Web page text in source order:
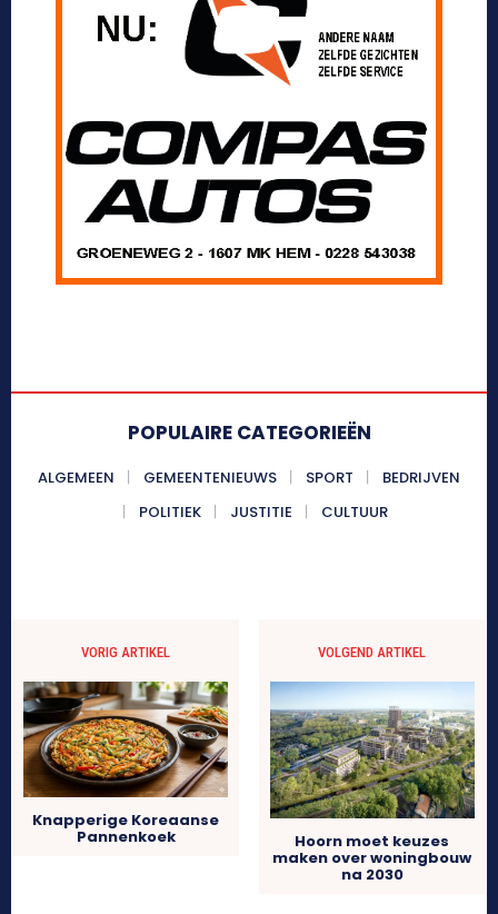
POPULAIRE CATEGORIEËN
ALGEMEEN GEMEENTENIEUWS SPORT
BEDRIJVEN
POLITIEK
JUSTITIE CULTUUR
VORIG ARTIKEL
Knapperige Koreaanse
Pannenkoek
VOLGEND ARTIKEL
Hoorn moet keuzes
maken over woningbouw
na 2030